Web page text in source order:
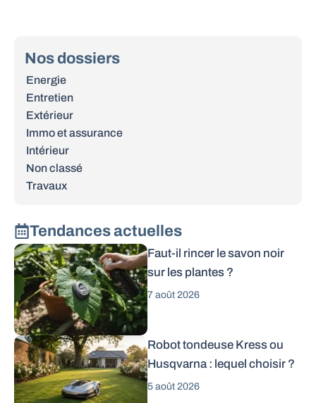
Nos dossiers
Energie
Entretien
Extérieur
Immo et assurance
Intérieur
Non classé
Travaux
Tendances actuelles
Faut-il rincer le savon noir
sur les plantes ?
7 août 2026
Robot tondeuse Kress ou
Husqvarna : lequel choisir ?
5 août 2026